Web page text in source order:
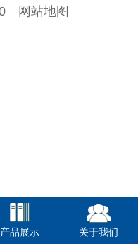
网站地图
产品展示 关于我们